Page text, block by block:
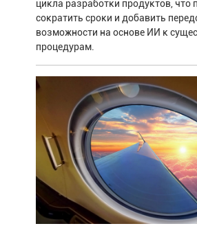
цикла разработки продуктов, что
сократить сроки и добавить
возможности на основе ИИ к
процедурам.